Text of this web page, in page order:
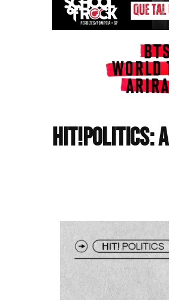
HIT!Politics: